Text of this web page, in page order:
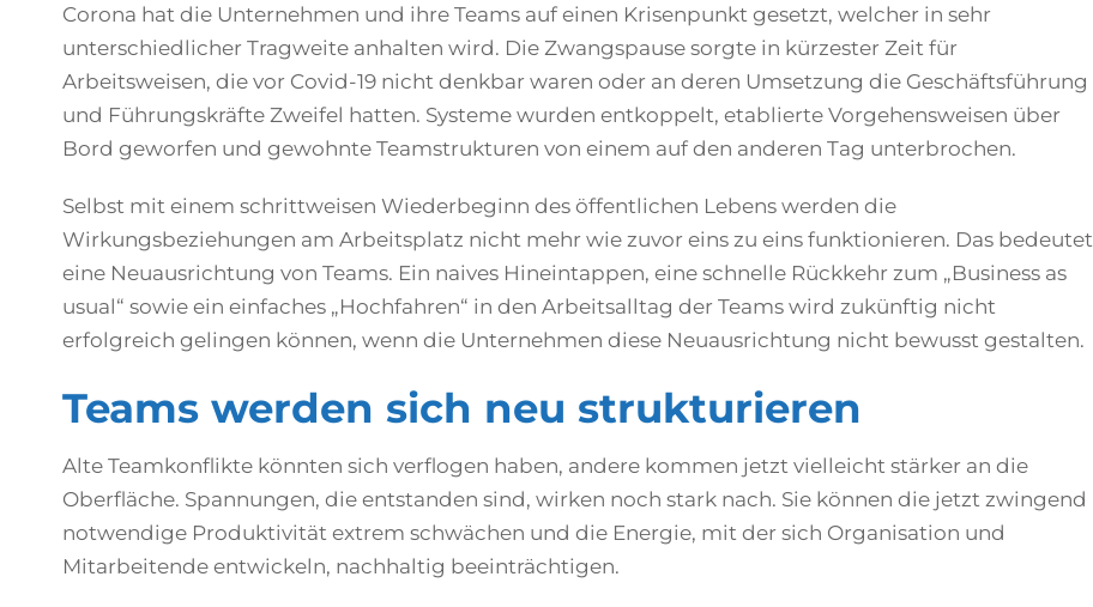
Corona hat die Unternehmen und ihre Teams auf einen Krisenpunkt gesetzt, welcher in sehr
unterschiedlicher Tragweite anhalten wird. Die Zwangspause sorgte in kürzester Zeit für
Arbeitsweisen, die vor Covid-19 nicht denkbar waren oder an deren Umsetzung die Geschäftsführung
und Führungskräfte Zweifel hatten. Systeme wurden entkoppelt, etablierte Vorgehensweisen über
Bord geworfen und gewohnte Teamstrukturen von einem auf den anderen Tag unterbrochen.
Selbst mit einem schrittweisen Wiederbeginn des öffentlichen Lebens werden die
Wirkungsbeziehungen am Arbeitsplatz nicht mehr wie zuvor eins zu eins funktionieren. Das bedeutet
eine Neuausrichtung von Teams. Ein naives Hineintappen, eine schnelle Rückkehr zum „Business as
usual“ sowie ein einfaches „Hochfahren“ in den Arbeitsalltag der Teams wird zukünftig nicht
erfolgreich gelingen können, wenn die Unternehmen diese Neuausrichtung nicht bewusst gestalten.
Teams werden sich neu strukturieren
Alte Teamkonflikte könnten sich verflogen haben, andere kommen jetzt vielleicht stärker an die
Oberfläche. Spannungen, die entstanden sind, wirken noch stark nach. Sie können die jetzt zwingend
notwendige Produktivität extrem schwächen und die Energie, mit der sich Organisation und
Mitarbeitende entwickeln, nachhaltig beeinträchtigen.